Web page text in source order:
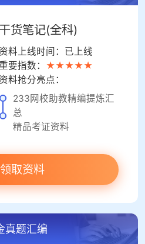
干货笔记(全科)
资料上线时间：已上线
重要指数： ★★★★★
资料抢分亮点：
233网校助教精编提炼汇
总
精品考证资料
取资料
真题汇编